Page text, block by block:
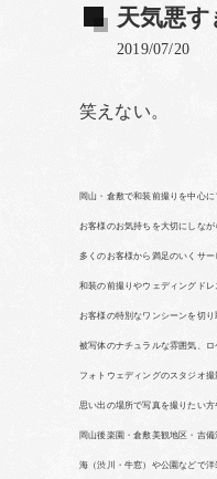
天気悪す
2019/07/20
笑えない。
岡山・倉敷で和装前撮りを中心
お客様のお気持ちを大切にしなが
多くのお客様から満足のいくサ
和装の前撮りやウェディングド
お客様の特別なワンシーンを切り
被写体のナチュラルな雰囲気、
フォトウェディングのスタジオ
思い出の場所で写真を撮りたい
岡山後楽園・倉敷美観地区・吉
海（渋川・牛窓）や公園などで